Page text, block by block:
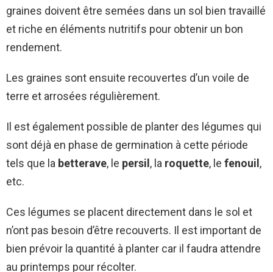
graines doivent être semées dans un sol bien travaillé
et riche en éléments nutritifs pour obtenir un bon
rendement.
Les graines sont ensuite recouvertes d’un voile de
terre et arrosées régulièrement.
Il est également possible de planter des légumes qui
sont déjà en phase de germination à cette période
tels que la betterave, le persil , la roquette, le fenouil ,
etc.
Ces légumes se placent directement dans le sol et
n’ont pas besoin d’être recouverts. Il est important de
bien prévoir la quantité à planter car il faudra attendre
au printemps pour récolter.